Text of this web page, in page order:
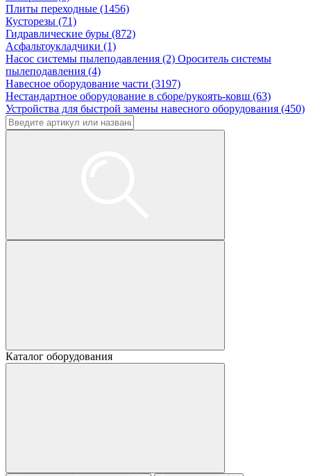
Плиты переходные (1456)
Кусторезы (71)
Гидравлические буры (872)
Асфальтоукладчики (1)
Насос системы пылеподавления (2) Ороситель системы
пылеподавления (4)
Навесное оборудование части (3197)
Нестандартное оборудование в сборе/рукоять-ковш (63)
Устройства для быстрой замены навесного оборудования (450)
Каталог оборудования